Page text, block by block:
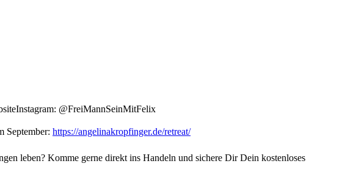
Instagram: @FreiMannSeinMitFelix
https://angelinakropfinger.de/retreat/⁠
leben? Komme gerne direkt ins Handeln und sichere Dir Dein kostenloses